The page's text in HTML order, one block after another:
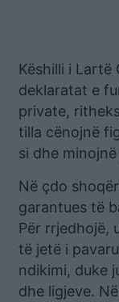
Këshilli i Lartë
deklaratat e
private,
tilla cënojnë
si dhe
Në çdo
garantues të
Për rrjedhojë,
të jetë i
ndikimi, duke
dhe ligjeve.